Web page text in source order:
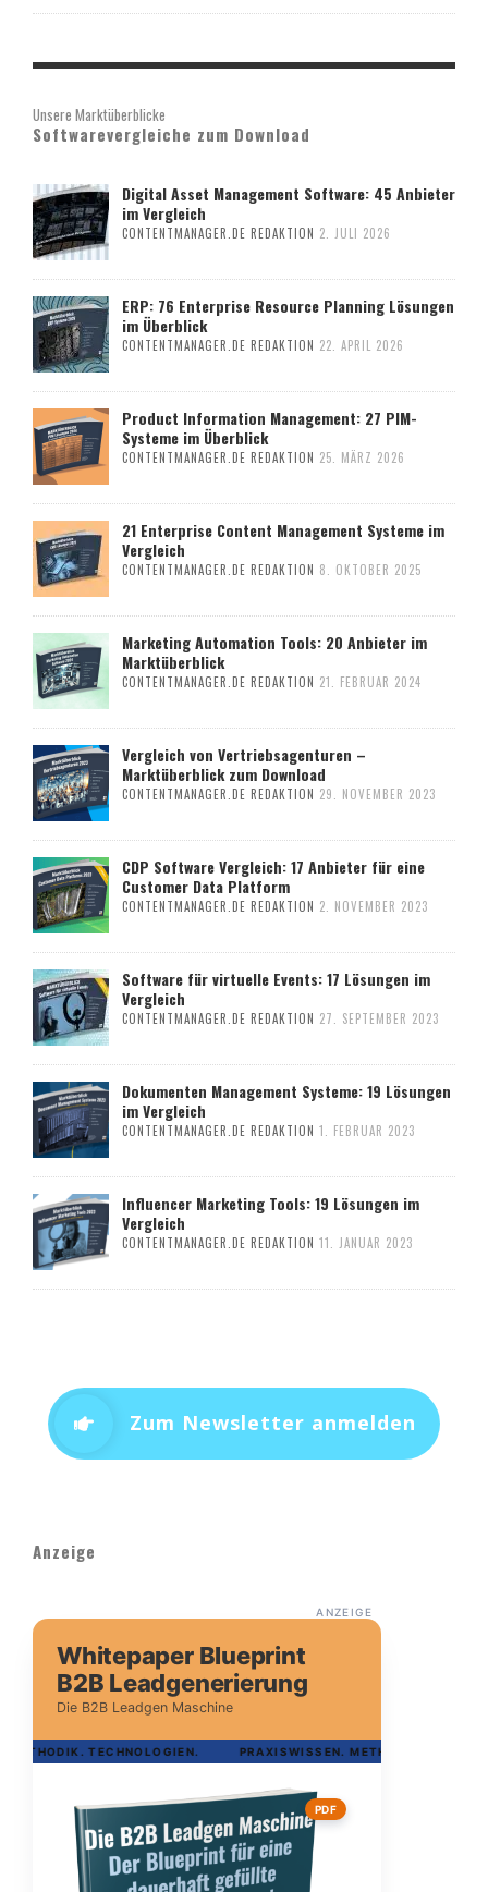
Unsere Marktüberblicke
Softwarevergleiche zum Download
Digital Asset Management Software: 45 Anbieter
im Vergleich
CONTENTMANAGER.DE REDAKTION 2. JULI 2026
ERP: 76 Enterprise Resource Planning Lösungen
im Überblick
CONTENTMANAGER.DE REDAKTION 22. APRIL 2026
Product Information Management: 27 PIM-
Systeme im Überblick
CONTENTMANAGER.DE REDAKTION 25. MÄRZ 2026
21 Enterprise Content Management Systeme im
Vergleich
CONTENTMANAGER.DE REDAKTION 8. OKTOBER 2025
Marketing Automation Tools: 20 Anbieter im
Marktüberblick
CONTENTMANAGER.DE REDAKTION 21. FEBRUAR 2024
Vergleich von Vertriebsagenturen –
Marktüberblick zum Download
CONTENTMANAGER.DE REDAKTION 29. NOVEMBER 2023
CDP Software Vergleich: 17 Anbieter für eine
Customer Data Platform
CONTENTMANAGER.DE REDAKTION 2. NOVEMBER 2023
Software für virtuelle Events: 17 Lösungen im
Vergleich
CONTENTMANAGER.DE REDAKTION 27. SEPTEMBER 2023
Dokumenten Management Systeme: 19 Lösungen
im Vergleich
CONTENTMANAGER.DE REDAKTION 1. FEBRUAR 2023
Influencer Marketing Tools: 19 Lösungen im
Vergleich
CONTENTMANAGER.DE REDAKTION 11. JANUAR 2023
Zum Newsletter anmelden
Anzeige